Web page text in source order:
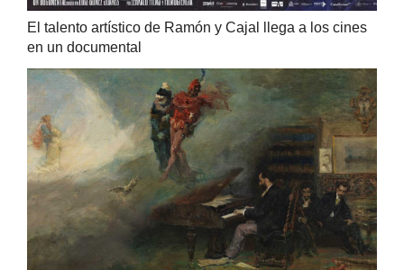
El talento artístico de Ramón y Cajal llega a los cines
en un documental